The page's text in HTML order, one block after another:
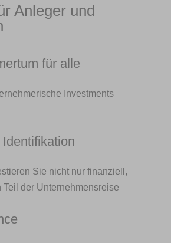
Anleger und
für alle
Investments
Sie nicht nur finanziell,
Teil der Unternehmensreise